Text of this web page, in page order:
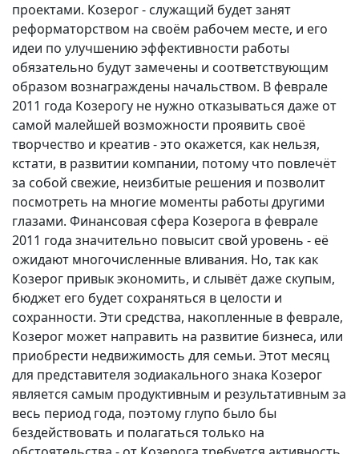
проектами. Козерог - служащий будет занят
реформаторством на своём рабочем месте, и его
идеи по улучшению эффективности работы
обязательно будут замечены и соответствующим
образом вознаграждены начальством. В феврале
2011 года Козерогу не нужно отказываться даже от
самой малейшей возможности проявить своё
творчество и креатив - это окажется, как нельзя,
кстати, в развитии компании, потому что повлечёт
за собой свежие, неизбитые решения и позволит
посмотреть на многие моменты работы другими
глазами. Финансовая сфера Козерога в феврале
2011 года значительно повысит свой уровень - её
ожидают многочисленные вливания. Но, так как
Козерог привык экономить, и слывёт даже скупым,
бюджет его будет сохраняться в целости и
сохранности. Эти средства, накопленные в феврале,
Козерог может направить на развитие бизнеса, или
приобрести недвижимость для семьи. Этот месяц
для представителя зодиакального знака Козерог
является самым продуктивным и результативным за
весь период года, поэтому глупо было бы
бездействовать и полагаться только на